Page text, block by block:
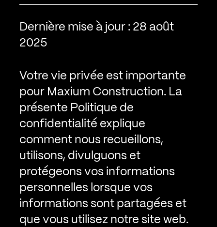
Dernière mise à jour : 28 août
2025
Votre vie privée est importante
pour Maxium Construction. La
présente Politique de
confidentialité explique
comment nous recueillons,
utilisons, divulguons et
protégeons vos informations
personnelles lorsque vos
informations sont partagées et
que vous utilisez notre site web.